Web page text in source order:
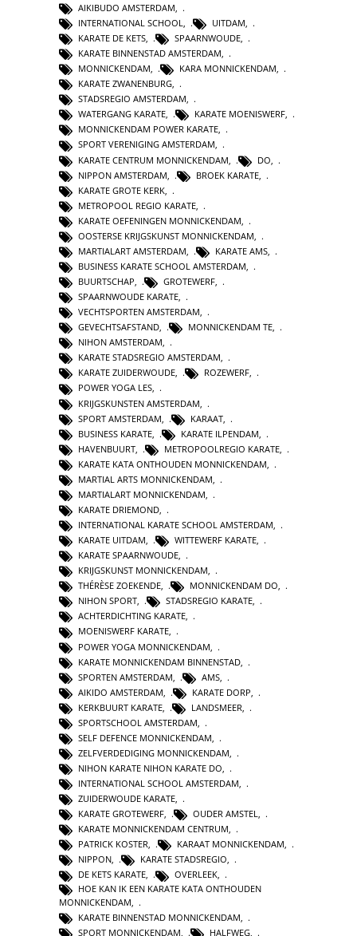
AIKIBUDO AMSTERDAM
INTERNATIONAL SCHOOL
UITDAM
KARATE DE KETS, SPAARNWOUDE,
KARATE BINNENSTAD AMSTERDAM,
MONNICKENDAM, KARA MONNICKENDAM,
KARATE ZWANENBURG,
STADSREGIO AMSTERDAM,
WATERGANG KARATE, KARATE MOENISWERF,
MONNICKENDAM POWER KARATE,
SPORT VERENIGING AMSTERDAM,
KARATE CENTRUM MONNICKENDAM
DO
NIPPON AMSTERDAM
BROEK KARATE
KARATE GROTE KERK
METROPOOL REGIO KARATE
KARATE OEFENINGEN MONNICKENDAM
OOSTERSE KRIJGSKUNST MONNICKENDAM
MARTIALART AMSTERDAM
KARATE AMS
BUSINESS KARATE SCHOOL AMSTERDAM
BUURTSCHAP, GROTEWERF,
SPAARNWOUDE KARATE,
VECHTSPORTEN AMSTERDAM,
GEVECHTSAFSTAND, MONNICKENDAM TE,
NIHON AMSTERDAM,
KARATE STADSREGIO AMSTERDAM,
KARATE ZUIDERWOUDE, ROZEWERF,
POWER YOGA LES,
KRIJGSKUNSTEN AMSTERDAM
SPORT AMSTERDAM
KARAAT
BUSINESS KARATE
KARATE ILPENDAM
HAVENBUURT
METROPOOLREGIO KARATE
KARATE KATA ONTHOUDEN MONNICKENDAM
MARTIAL ARTS MONNICKENDAM
MARTIALART MONNICKENDAM
KARATE DRIEMOND
INTERNATIONAL KARATE SCHOOL AMSTERDAM,
KARATE UITDAM, WITTEWERF KARATE,
KARATE SPAARNWOUDE,
KRIJGSKUNST MONNICKENDAM,
THÉRÈSE ZOEKENDE, MONNICKENDAM DO,
NIHON SPORT, STADSREGIO KARATE,
ACHTERDICHTING KARATE,
MOENISWERF KARATE,
POWER YOGA MONNICKENDAM
KARATE MONNICKENDAM BINNENSTAD
SPORTEN AMSTERDAM
AMS
AIKIDO AMSTERDAM
KARATE DORP
KERKBUURT KARATE
LANDSMEER
SPORTSCHOOL AMSTERDAM
SELF DEFENCE MONNICKENDAM
ZELFVERDEDIGING MONNICKENDAM
NIHON KARATE NIHON KARATE DO,
INTERNATIONAL SCHOOL AMSTERDAM,
ZUIDERWOUDE KARATE,
KARATE GROTEWERF, OUDER AMSTEL,
KARATE MONNICKENDAM CENTRUM,
PATRICK KOSTER, KARAAT MONNICKENDAM,
NIPPON, KARATE STADSREGIO,
DE KETS KARATE, OVERLEEK,
HOE KAN IK EEN KARATE KATA ONTHOUDEN
MONNICKENDAM
KARATE BINNENSTAD MONNICKENDAM
SPORT MONNICKENDAM
HALFWEG